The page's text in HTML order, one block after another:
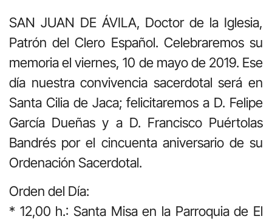
SAN JUAN DE ÁVILA, Doctor de la Iglesia,
Patrón del Clero Español. Celebraremos su
memoria el viernes, 10 de mayo de 2019. Ese
día nuestra convivencia sacerdotal será en
Santa Cilia de Jaca; felicitaremos a D. Felipe
García Dueñas y a D. Francisco Puértolas
Bandrés por el cincuenta aniversario de su
Ordenación Sacerdotal.
Orden del Día:
* 12,00 h.: Santa Misa en la Parroquia de El